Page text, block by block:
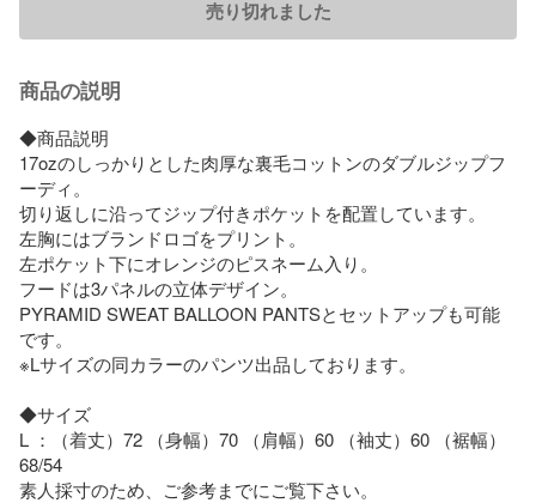
売り切れました
商品の説明
◆商品説明
17ozのしっかりとした肉厚な裏毛コットンのダブルジップフ
ーディ。
切り返しに沿ってジップ付きポケットを配置しています。
左胸にはブランドロゴをプリント。
左ポケット下にオレンジのピスネーム入り。
フードは3パネルの立体デザイン。
PYRAMID SWEAT BALLOON PANTSとセットアップも可能
です。
※Lサイズの同カラーのパンツ出品しております。
◆サイズ
L ：（着丈）72 （身幅）70 （肩幅）60 （袖丈）60 （裾幅）
68/54
素人採寸のため、ご参考までにご覧下さい。